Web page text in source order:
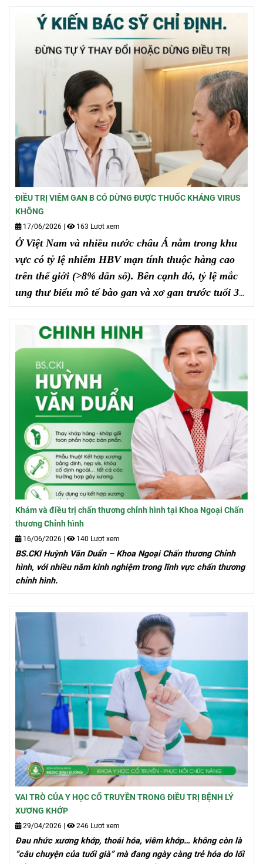
ĐIỀU TRỊ VIÊM GAN B CÓ DỪNG ĐƯỢC THUỐC KHÁNG VIRUS
KHÔNG
17/06/2026 163 Lượt xem
Ở Việt Nam và nhiều nước châu Á nằm trong khu
vực có tỷ lệ nhiễm HBV mạn tính thuộc hàng cao
trên thế giới (>8% dấn số). Bên cạnh đó, tỷ lệ mắc
ung thư biểu mô tế bào gan và xơ gan trước tuổi 35-
40 trước đây còn thấp, nhưng gần đầy tăng lên
nhanh chóng.
Khám và điều trị chấn thương chỉnh hình tại Khoa Ngoại Chấn
thương Chỉnh hình
16/06/2026 140 Lượt xem
BS.CKI Huỳnh Văn Duẩn – Khoa Ngoại Chấn thương Chỉnh
hình, với nhiều năm kinh nghiệm trong lĩnh vực chấn thương
chỉnh hình.
VAI TRÒ CỦA Y HỌC CỔ TRUYỀN TRONG ĐIỀU TRỊ BỆNH LÝ
XƯƠNG KHỚP
29/04/2026 246 Lượt xem
Đau nhức xương khớp, thoái hóa, viêm khớp… không còn là
“câu chuyện của tuổi già” mà đang ngày càng trẻ hóa do lối